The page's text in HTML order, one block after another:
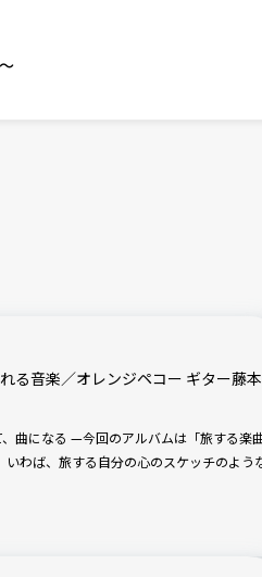
る音楽／オレンジペコー ギター藤本
は「旅する楽曲